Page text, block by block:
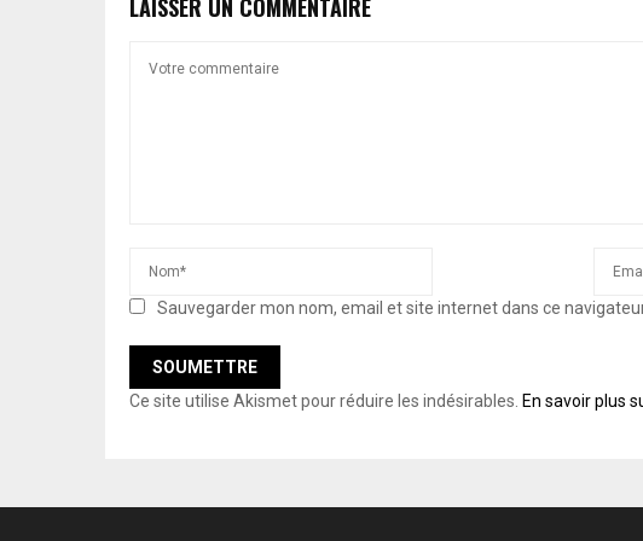
LAISSER UN COMMENTAIRE
Sauvegarder mon nom, email et site internet dans ce
Ce site utilise Akismet pour réduire les indésirables. En savoir plus